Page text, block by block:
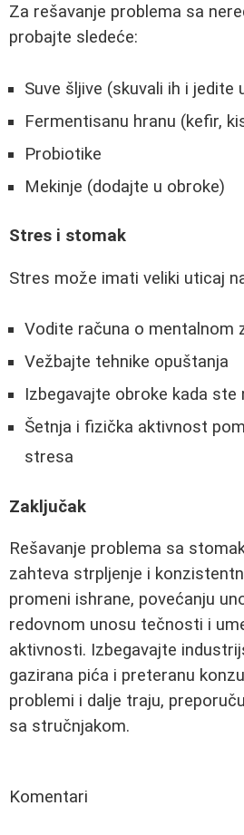
Za rešavanje problema sa
probajte sledeće:
Suve šljive (skuvali ih i jedite
Fermentisanu hranu (kefir,
Probiotike
Mekinje (dodajte u obroke)
Stres i stomak
Stres može imati veliki uticaj
Vodite računa o mentalnom
Vežbajte tehnike opuštanja
Izbegavajte obroke kada ste
Šetnja i fizička aktivnost
stresa
Zaključak
Rešavanje problema sa
zahteva strpljenje i
promeni ishrane, povećanju
redovnom unosu tečnosti i
aktivnosti. Izbegavajte
gazirana pića i preteranu
problemi i dalje traju,
sa stručnjakom.
Komentari